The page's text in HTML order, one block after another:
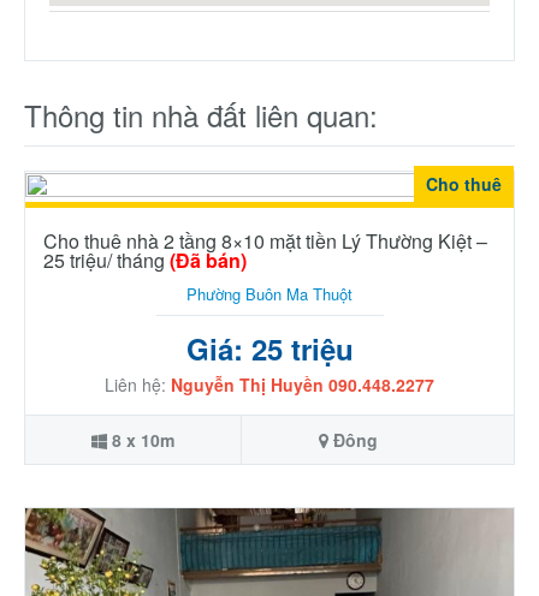
Thông tin nhà đất liên quan:
Cho thuê
Cho thuê nhà 2 tầng 8×10 mặt tiền Lý Thường Kiệt –
25 triệu/ tháng (Đã bán)
Phường Buôn Ma Thuột
Giá: 25 triệu
Liên hệ: Nguyễn Thị Huyền 090.448.2277
8 x 10m Đông